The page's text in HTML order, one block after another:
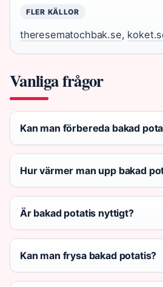
FLER KÄLLOR
theresematochbak.se,
Vanliga frågor
Kan man förbereda bakad
Hur värmer man upp bakad
Är bakad potatis nyttigt?
Kan man frysa bakad potatis?